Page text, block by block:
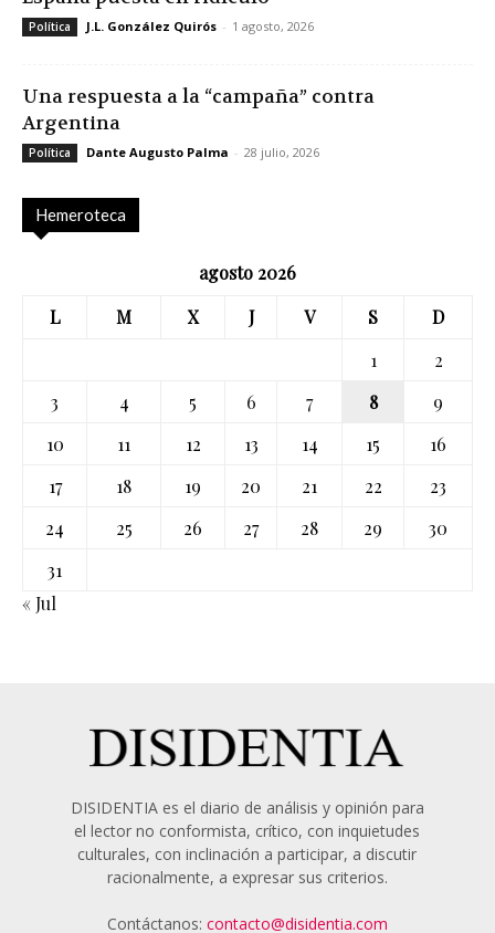
Política J.L. González Quirós - 1 agosto, 2026
Una respuesta a la “campaña” contra
Argentina
Política Dante Augusto Palma - 28 julio, 2026
Hemeroteca
agosto 2026
L
M X J V S
D
1
2
3
4 5 6 7 8
9
10
11 12 13 14 15
16
17
18 19 20 21 22
23
24
25 26 27 28 29
30
31
« Jul
DISIDENTIA es el diario de análisis y opinión para
el lector no conformista, crítico, con inquietudes
culturales, con inclinación a participar, a discutir
racionalmente, a expresar sus criterios.
Contáctanos: contacto@disidentia.com